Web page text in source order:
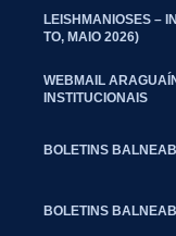
LEISHMANIOSES –
TO, MAIO 2026)
WEBMAIL
INSTITUCIONAIS
BOLETINS
BOLETINS